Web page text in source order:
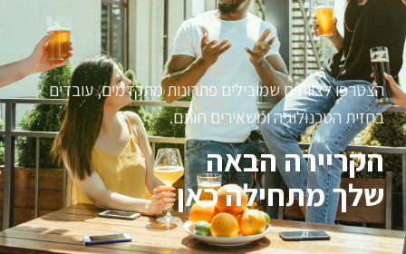
הצטרפו לצוותים שמובילים פתרונות מתקדמים, עובדים
בחזית הטכנולוגיה ומשאירים חותם.
הקריירה הבאה
שלך מתחילה כאן